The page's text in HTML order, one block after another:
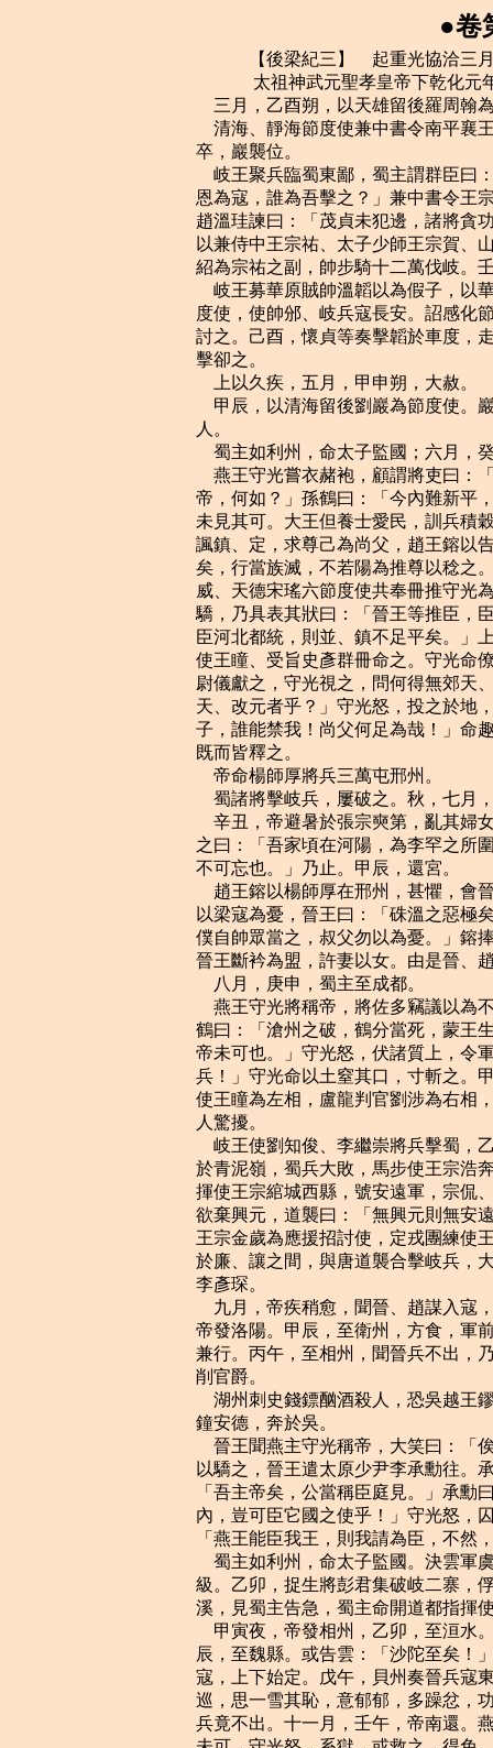
●卷
　　【後梁紀三】　起重光協洽三月，盡昭陽作噩十一月，凡二年有奇。
    　　 太祖神武元聖孝皇帝下乾化元年（辛未，公元九一一年）
    三月，乙酉朔，以天雄留後羅周翰為節度使。
    清海、靜海節度使兼中書令南平襄王劉隱病亟，表其弟節度副使巖權知留後。丁亥
卒，巖襲位。
    岐王聚兵臨蜀東鄙，蜀主謂群臣曰：「自茂貞為硃溫所困，吾常振其乏絕，今乃負
恩為寇，誰為吾擊之？」兼中書令王宗侃請行，蜀主以宗侃為北路行營都統。司天少監
趙溫珪諫曰：「茂貞未犯邊，諸將貪功深入，糧道阻遠，恐非國家之利。」蜀主不聽，
以兼侍中王宗祐、太子少師王宗賀、山南節度使唐道襲為三招討使，左金吾大將軍王宗
紹為宗祐之副，帥步騎十二萬伐岐。壬辰，宗侃等發成都，旌旗數百裡。
    岐王募華原賊帥溫韜以為假子，以華原為耀州，美原為鼎州。置義勝軍，以韜為節
度使，使帥邠、岐兵寇長安。詔感化節度使康懷貞、忠武節度使牛存節以同華、河中兵
討之。己酉，懷貞等奏擊韜於車度，走之。夏，四月，乙卯朔，岐兵寇蜀興元，唐道襲
擊卻之。
    上以久疾，五月，甲申朔，大赦。
    甲辰，以清海留後劉巖為節度使。巖多延中國士人置於幕府，出為刺史，刺史無武
人。
    蜀主如利州，命太子監國；六月，癸丑朔，至利州。
    燕王守光嘗衣赭袍，顧謂將吏曰：「今天下大亂，英雄角逐，吾兵強地險，亦欲自
帝，何如？」孫鶴曰：「今內難新平，公私困竭，太原窺吾西，契丹伺吾北，遽謀自帝，
未見其可。大王但養士愛民，訓兵積穀，德政既修，四方自服矣。」守光不悅。又使人
諷鎮、定，求尊己為尚父，趙王鎔以告晉王。晉王怒，欲伐之，諸將皆曰：「是為惡極
矣，行當族滅，不若陽為推尊以稔之。」乃與鎔及義武王處直、昭義李嗣昭、振武周德
威、天德宋瑤六節度使共奉冊推守光為尚書令、尚父。守光不寤，以為六鎮實畏己，益
驕，乃具表其狀曰：「晉王等推臣，臣荷陛下厚恩，未之敢受。竊思其宜，不若陛下授
臣河北都統，則並、鎮不足平矣。」上亦知其狂愚，乃以守光為河北道采訪使，遣閣門
使王瞳、受旨史彥群冊命之。守光命僚屬草尚父、采訪使受冊儀。乙卯，僚屬取唐冊太
尉儀獻之，守光視之，問何得無郊天、改元之事，對曰：「尚父雖貴，人臣也，安有郊
天、改元者乎？」守光怒，投之於地，曰：「我地方二千里，帶甲三十萬，直作河北天
子，誰能禁我！尚父何足為哉！」命趣具即帝位之儀，械系瞳、彥群及諸道使者於獄，
既而皆釋之。
    帝命楊師厚將兵三萬屯邢州。
    蜀諸將擊岐兵，屢破之。秋，七月，蜀主西還，留御營使昌王宗金歲屯利州。
    辛丑，帝避暑於張宗奭第，亂其婦女殆遍。宗奭子繼祚不勝憤恥，欲弒之。宗奭止
之曰：「吾家頃在河陽，為李罕之所圍，啖木屑以度朝夕，賴其救我，得有今日，此恩
不可忘也。」乃止。甲辰，還宮。
    趙王鎔以楊師厚在邢州，甚懼，會晉王於承天軍。晉王謂鎔父友也，事之甚恭。鎔
以梁寇為憂，晉王曰：「硃溫之惡極矣，天將誅之，雖有師厚輩不能救也。脫有侵軼，
僕自帥眾當之，叔父勿以為憂。」鎔捧卮為壽，謂晉王為四十六舅。鎔幼子昭誨從行，
晉王斷衿為盟，許妻以女。由是晉、趙之交遂固。
    八月，庚申，蜀主至成都。
    燕王守光將稱帝，將佐多竊議以為不可，守光乃置斧質於庭曰：「敢諫者斬！」孫
鶴曰：「滄州之破，鶴分當死，蒙王生全，以至今日，敢愛死而忘恩乎！竊以為今日之
帝未可也。」守光怒，伏諸質上，令軍士C061而啖之。鶴呼曰：「百日之外，必有急
兵！」守光命以土窒其口，寸斬之。甲子，守光即皇帝位。國號大燕，改元應天。以梁
使王瞳為左相，盧龍判官劉涉為右相，史彥群為御使大夫。受冊之日，契丹陷平州，燕
人驚擾。
    岐王使劉知俊、李繼崇將兵擊蜀，乙亥，王宗侃、王宗賀、唐道襲、王宗紹與之戰
於青泥嶺，蜀兵大敗，馬步使王宗浩奔興州，溺死於江，道襲奔興元。先是，步軍都指
揮使王宗綰城西縣，號安遠軍，宗侃、宗賀等收散兵走保之，短俊、繼崇追圍之。眾議
欲棄興元，道襲曰：「無興元則無安遠，利州遂為敵境矣。理必以死守之。」蜀主以昌
王宗金歲為應援招討使，定戎團練使王宗播為四招討馬步都指揮使，將兵救安遠軍，壁
於廉、讓之間，與唐道襲合擊岐兵，大破之於明珠曲。明日又戰於鳧口，斬其成州刺史
李彥琛。
    九月，帝疾稍愈，聞晉、趙謀入寇，自將拒之。戊戌，以張宗奭為西都留守。庚子，
帝發洛陽。甲辰，至衛州，方食，軍前奏晉軍已出井陘。帝遽命輦北趣邢洺，晝夜倍道
兼行。丙午，至相州，聞晉兵不出，乃止。相州刺史李思安不意帝猝至，落然無具，坐
削官爵。
    湖州刺史錢鏢酗酒殺人，恐吳越王鏐罪之，冬，十月，辛亥朔，殺都監潘長、推官
鐘安德，奔於吳。
    晉王聞燕主守光稱帝，大笑曰：「俟彼卜年，吾當問其鼎矣。」張承業請遣使致賀
以驕之，晉王遣太原少尹李承勳往。承勳至幽州，用鄰籓通使之禮。燕之典客者曰：
「吾主帝矣，公當稱臣庭見。」承勳曰：「吾受命於唐朝為太原少尹，燕王自可臣其境
內，豈可臣它國之使乎！」守光怒，囚之數日，出而問之曰：「臣我乎！」承勳曰：
「燕王能臣我王，則我請為臣，不然，有死而已！」守光竟不能屈。
    蜀主如利州，命太子監國。決雲軍虞候王琮敗岐兵，執其將李彥太，俘斬三千五百
級。乙卯，捉生將彭君集破岐二寨，俘斬三千級。王寂侃遣裨將林思諤自中巴間行至泥
溪，見蜀主告急，蜀主命開道都指揮使王宗弼將兵救安遠，及劉知俊戰於斜谷，破之。
    甲寅夜，帝發相州，乙卯，至洹水。是夜，邊吏言晉、趙兵南下，帝即時進軍，丙
辰，至魏縣。或告雲：「沙陀至矣！」士卒恟懼，多逃亡，嚴刑不能禁。即而復告雲無
寇，上下始定。戊午，貝州奏晉兵寇東武，尋引去。帝以夾寨、柏鄉屢失利，故力疾北
巡，思一雪其恥，意郁郁，多躁忿，功臣宿將往往以小過被誅，眾心益懼。既而晉、趙
兵竟不出。十一月，壬午，帝南還。燕主守光集將吏謀攻易定，幽州參軍景城馮道以為
未可，守光怒，系獄，或救之，得免。道亡奔晉，張承業薦於晉王，以為掌書記。丁亥，
王處直告難於晉。
    懷州刺史開封段明遠妹為美人。戊子，帝至獲嘉，明遠饋獻豐備，帝悅。
    庚寅，保塞節度使高萬興奏遣都指揮使高萬金將兵攻鹽州，刺史高行存降。
    壬辰，帝至洛陽，疾復作。
    蜀王宗弼敗岐兵於金牛，拔十六寨，俘斬六千餘級，擒其將郭存等。丙申，王宗金
歲、王宗播敗岐兵於黃牛川，擒其將蘇厚等。丁酉，蜀主自利州如興元，援軍既集，安
遠軍望其旗，王宗侃等鼓噪而出，與援軍夾攻岐兵，大破之，拔二十一寨，斬其將李廷
志等。己亥，岐兵解圍遁去。唐道襲先伏兵於斜谷邀擊，又破之。庚子，蜀主西還。
    岐王左右石簡顒讒劉知俊於岐王，王奪其兵。李繼崇言於王曰：「知俊壯士，窮來
歸我，不宜以讒廢之。」王為之誅簡顒以安之。繼崇召知俊舉族居於秦州。
    戊申，燕主守光將兵二萬寇易定，攻容城。王處直告急於晉。
    十二月，乙卯，以朗州留後馬賨為永順節度使、同平章事。
    鎮南留後盧延昌游獵無度，百勝軍指揮使黎球殺之，自立；將殺譚全播，全播稱疾
請老，乃免。丙辰，以球為虔州防御使。未幾，球卒，牙將李彥圖代知州事，全播愈稱
疾篤。劉巖聞全播病，發兵攻韶州，破之，刺史廖爽奔楚，楚王殷表為永州刺史。
    丁巳，蜀主至成都。
    戊午，以靜海留後曲美為節度使。
    癸亥，以靜江行軍司馬姚彥章為寧遠節度副使，權知容州，從楚王殷之請也。劉巖
遣兵攻容州，殷遣都指揮使許德勳以桂州兵救之；彥章不能守，乃遷容州士民及其府藏
奔長沙，巖遂取容管及高州。
    甲子，晉王遣蕃漢馬步總管周德威將兵三萬攻燕，以救易定。
    是歲，蜀主以內樞密使潘炕為武泰節度使，炕從弟宣徽南院使峭為內樞密使。
    　　 太祖神武元聖孝皇帝下乾化二年（壬申，公元九一二年）
    春，正月，德威東出飛狐，與趙王將王德明、義武將程巖會於易水。丙戌，三鎮兵
進攻燕祁溝關，下之；戊子，圍涿州。刺史劉知溫城守，劉守奇之客劉去非大呼於城下，
謂知溫曰：「河東小劉郎來為父討賊，何豫汝事而堅守邪？」守奇免冑勞之，知溫拜於
城上，遂降。周德威疾守奇之功，譖諸晉王，王召之，守奇恐獲罪，與去非及進士趙鳳
來奔，上以守奇為博州刺史。去非、鳳，皆幽州人也。先是，燕主守光籍境內丁壯，悉
文面為兵，雖士人不免，鳳詐為僧奔晉，守奇客之。丁酉，德威至幽州城下，守光來求
救。二月，帝疾小愈，議自將擊鎮、定以救之。
    帝聞岐、蜀相攻，辛酉，遣光祿卿盧玭等使於蜀，遺蜀主書，呼之為兄。
    甲子，帝發洛陽。從官以帝誅戮無常，多憚行，帝聞之，益怒。是日，至白馬頓，
賜從官食，多未至，遣騎趣之於路。左散騎常侍孫騭、右諫議大夫張衍、後部郎中張俊
最後至，帝命撲殺之。衍，宗奭之侄也。丙寅，帝至武陟，段明遠供饋有加於前。丁卯，
至獲嘉，帝追思李思安去歲供饋有闕，貶柳州司戶，告辭稱明遠之能曰：「觀明遠之忠
勤如此，見思安之悖慢何如？」尋長流思安於崖州，賜死。明遠後更名凝。乙亥，帝至
魏州，命都招討使宣義節度使楊師厚，副使、前河陽節度使李周彝圍棗強，招討應接使、
平盧節度使賀德倫，副使、天平留後袁象先圍修脩縣。德倫，河西胡人；象先，下邑人
也。戊寅，帝至貝州。
    辰州蠻酋宋鄴、昌師益皆帥眾降於楚，楚王殷以鄴為辰州刺史，師益為漵州刺史。
    帝晝夜兼行，三月，辛巳，至下博南，登觀津塚。趙將符習引數百騎巡邏，不知是
帝，遽前逼之。或告曰：「晉兵大至矣！」帝棄行幄，亟引兵趣棗強，與楊師厚軍合。
習，趙州人也。
    棗強城小而堅，趙人聚精兵數千守之。師厚急攻之，數日不下，城壞復修，死傷者
以萬數。城中矢石將竭，謀出降，有一卒奮曰：「賊自柏鄉喪敗已來，視我鎮人裂眥，
今往歸之，如自投虎狼之口耳。因窮如此，何用身為！我請獨往試之。」夜，縋城出，
詣梁軍詐降，李周彝召問城中之備，對曰：「非半月未易下也。」因請曰：「某既歸命，
願得一劍，效死先登，取守城將首。」周彝不許，使荷擔從軍。卒得間舉擔擊周彝首，
踣地，左右救至，得免。帝聞之，愈怒，命師厚晝夜急攻，丙戌，拔之，無問老幼盡殺
之，流血盈城。
    初，帝引兵渡河，聲言五十萬。晉忻州刺史李存審屯趙州，患兵少，裨將趙行實請
入土門避之，存審不可。及賀德倫攻修縣，存審謂史建瑭、李嗣肱曰：「吾王方有事幽
薊，無兵此來，南方之事委吾輩數人。今修縣方急，吾輩安得坐而視之！使賊得修縣，
必西侵深、冀，患益深矣。當與公等以奇計破之。」存審乃引兵扼下博橋，使建瑭、嗣
肱分道擒生。建瑭分其麾下為五隊，隊各百人，一之衡水，一之南宮，一之信都，一之
阜城，自將一隊深入，與嗣肱遇梁軍之樵芻者皆執之，獲數百人。明日會於下博橋。皆
殺之，留數人斷臂縱去，曰：「為我語硃公：晉王大軍至矣！」時修縣未下，帝引楊師
厚兵五萬，就賀德倫共攻之。丁亥，始至縣西，未及置營，建瑭、嗣肱各將三百騎，效
梁軍旗幟服色，與樵芻者雜行，日且暮，至德倫營門，殺門者，縱火大噪，弓矢亂髮，
左右馳突，既暝，各斬馘執俘而去。營中大擾，不知所為。斷臂者復來曰：「晉軍大至
矣！」帝大駭，燒營夜遁，迷失道，委曲行百五十裡，戊子旦乃至冀州；修之耕者皆荷
鉏奮梃逐之。委棄軍資器械不可勝計。既而復遣騎覘之，曰：「晉軍實未來，此乃史先
鋒游騎耳。」帝不勝慚憤，由是病增劇，不能乘肩輿。留貝州旬餘，諸軍始集。
    義昌節度使劉繼威年少，淫虐類其父，淫於都指揮使張萬進家，萬進怒，殺之。詰
旦，召大將周知裕，告其故。萬進自稱留後，以知裕為左都押牙。庚子，遣使奉表請降，
亦遣使降於晉；晉王命周德威安撫之。知裕心不自安，求為景州刺史，遂來奔，帝為之
置歸化軍，以知裕為指揮使，凡軍士自河朔來者皆隸之。辛丑，以萬進為義昌留後。甲
辰，改義昌為順化軍，以萬進為節度使。
    乙巳，帝發貝州；丁未，至魏州。
    戊申，周德威遣裨將李存暉等攻瓦橋關